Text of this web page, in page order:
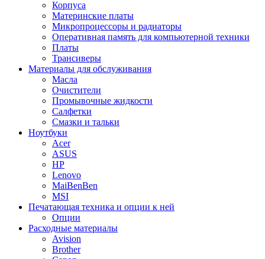
Корпуса
Материнские платы
Микропроцессоры и радиаторы
Оперативная память для компьютерной техники
Платы
Трансиверы
Материалы для обслуживания
Масла
Очистители
Промывочные жидкости
Салфетки
Смазки и тальки
Ноутбуки
Acer
ASUS
HP
Lenovo
MaiBenBen
MSI
Печатающая техника и опции к ней
Опции
Расходные материалы
Avision
Brother